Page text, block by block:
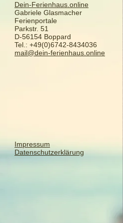
Dein-Ferienhaus.online
Gabriele Glasmacher
Ferienportale
Parkstr. 51
D-56154 Boppard
Tel.: +49(0)6742-8434036
mail@dein-ferienhaus.online
Impressum
Datenschutzerklärung